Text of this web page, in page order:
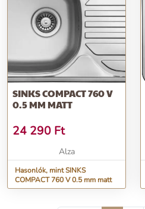
SINKS COMPACT 760 V
0.5 MM MATT
24 290 Ft
Alza
Hasonlók, mint SINKS
COMPACT 760 V 0.5 mm matt